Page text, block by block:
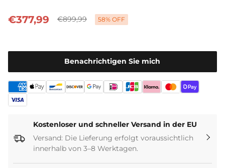
αμαξιδίων του γκολφ).
€377,99 €899,99 58% OFF
Benachrichtigen Sie mich
Kostenloser und schneller Versand in der EU
Versand: Die Lieferung erfolgt voraussichtlich
innerhalb von 3–8 Werktagen.